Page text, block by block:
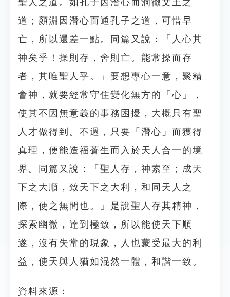
聖人之道。如孔子因潛心而洞徹文王之
道；顏淵因潛心而通孔子之道，可惜早
亡，所以還差一點。同篇又說：「人心其
神矣乎！操則存，舍則亡。能常操而存
者，其唯聖人乎。」要想專心一意，聚精
會神，就要經常守住變化無方的「心」，
使其不因無意義的事務困擾，大概只有聖
人才做得到。不過，只要「潛心」而獲得
真理，便能造福蒼生而入於天人合一的境
界。同篇又說：「聖人存，神索至；成天
下之大順，致天下之大利，和同天人之
際，使之無間也。」是說聖人存其精神，
探索幽微，達到極致，所以能使天下順
遂，沒有失常的現象，人也蒙受最大的利
益，使天與人猶如混然一體，和諧一致。
資料來源：